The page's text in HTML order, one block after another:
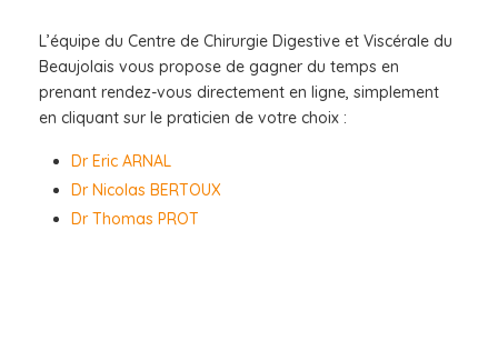
L’équipe du Centre de Chirurgie Digestive et Viscérale du
Beaujolais vous propose de gagner du temps en
prenant rendez-vous directement en ligne, simplement
en cliquant sur le praticien de votre choix :
Dr Eric ARNAL
Dr Nicolas BERTOUX
Dr Thomas PROT